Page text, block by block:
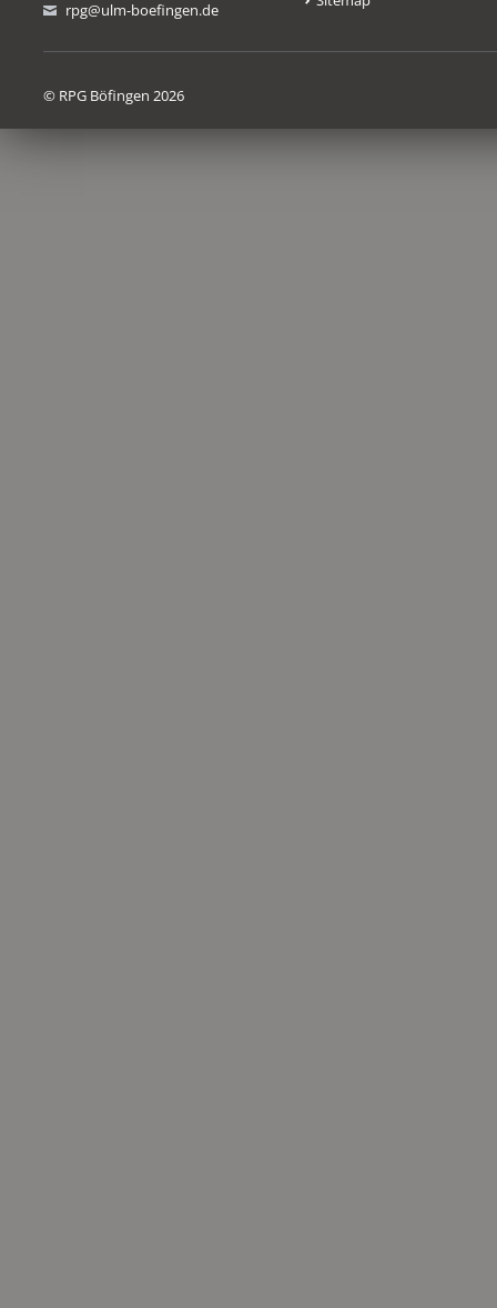
rpg@ulm-boefingen.de
© RPG Böfingen 2026